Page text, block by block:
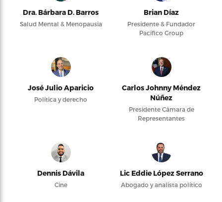
Dra. Bárbara D. Barros
Salud Mental & Menopausia
Brian Díaz
Presidente & Fundador
Pacifico Group
José Julio Aparicio
Política y derecho
Carlos Johnny Méndez
Núñez
Presidente Cámara de
Representantes
Dennis Dávila
Cine
Lic Eddie López Serrano
Abogado y analista político